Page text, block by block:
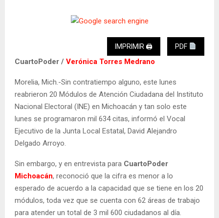
IMPRIMIR 🖨 PDF
CuartoPoder / Verónica Torres Medrano
Morelia, Mich.-Sin contratiempo alguno, este lunes
reabrieron 20 Módulos de Atención Ciudadana del Instituto
Nacional Electoral (INE) en Michoacán y tan solo este
lunes se programaron mil 634 citas, informó el Vocal
Ejecutivo de la Junta Local Estatal, David Alejandro
Delgado Arroyo.
Sin embargo, y en entrevista para CuartoPoder
Michoacán, reconoció que la cifra es menor a lo
esperado de acuerdo a la capacidad que se tiene en los 20
módulos, toda vez que se cuenta con 62 áreas de trabajo
para atender un total de 3 mil 600 ciudadanos al día.